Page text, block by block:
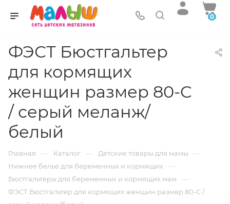
0
ФЭСТ Бюстгальтер
для кормящих
женщин размер 80-C
/ серый меланж/
белый
Главная — Каталог — Детские товары для мамы —
Нижнее белье для беременных и кормящих —
Бюстгальтеры для беременных и кормящих мам —
ФЭСТ Бюстгальтер для кормящих женщин размер 80-C /